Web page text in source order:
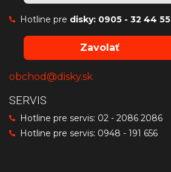
Hotline pre disky: 0905 - 32 44 55
Zavolať
obchod@disky.sk
SERVIS
Hotline pre servis: 02 - 2086 2086
Hotline pre servis: 0948 - 191 656